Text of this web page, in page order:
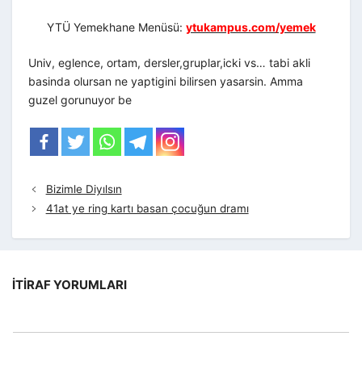
YTÜ Yemekhane Menüsü: ytukampus.com/yemek
Univ, eglence, ortam, dersler,gruplar,icki vs… tabi akli
basinda olursan ne yaptigini bilirsen yasarsin. Amma
guzel gorunuyor be
Bizimle Diyılsın
41at ye ring kartı basan çocuğun dramı
İTIRAF YORUMLARI